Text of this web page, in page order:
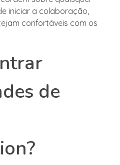
iniciar a colaboração,
confortáveis com os
de